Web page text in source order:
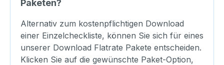
Paketen?
Alternativ zum kostenpflichtigen Download
einer Einzelcheckliste, können Sie sich für eines
unserer Download Flatrate Pakete entscheiden.
Klicken Sie auf die gewünschte Paket-Option,